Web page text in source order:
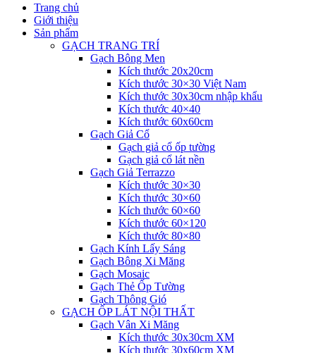
Trang chủ
Giới thiệu
Sản phẩm
GẠCH TRANG TRÍ
Gạch Bông Men
Kích thước 20x20cm
Kích thước 30×30 Việt Nam
Kích thước 30x30cm nhập khẩu
Kích thước 40×40
Kích thước 60x60cm
Gạch Giả Cổ
Gạch giả cổ ốp tường
Gạch giả cổ lát nền
Gạch Giả Terrazzo
Kích thước 30×30
Kích thước 30×60
Kích thước 60×60
Kích thước 60×120
Kích thước 80×80
Gạch Kính Lấy Sáng
Gạch Bông Xi Măng
Gạch Mosaic
Gạch Thẻ Ốp Tường
Gạch Thông Gió
GẠCH ỐP LÁT NỘI THẤT
Gạch Vân Xi Măng
Kích thước 30x30cm XM
Kích thước 30x60cm XM